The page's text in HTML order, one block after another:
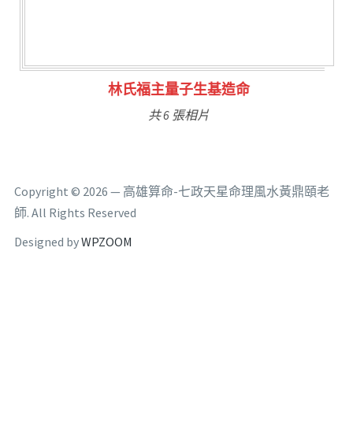
林氏福主量子生基造命
共 6 張相片
Copyright © 2026 — 高雄算命-七政天星命理風水黃鼎頤老
師. All Rights Reserved
Designed byWPZOOM